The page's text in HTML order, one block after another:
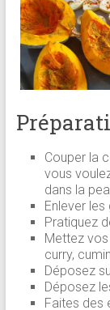
Couper la
vous
dans la
Enlever les
Pratiquez
Mettez
curry,
Déposez
Déposez
Faites des